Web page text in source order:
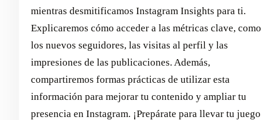
mientras desmitificamos Instagram Insights para ti.
Explicaremos cómo acceder a las métricas clave, como
los nuevos seguidores, las visitas al perfil y las
impresiones de las publicaciones. Además,
compartiremos formas prácticas de utilizar esta
información para mejorar tu contenido y ampliar tu
presencia en Instagram. ¡Prepárate para llevar tu juego